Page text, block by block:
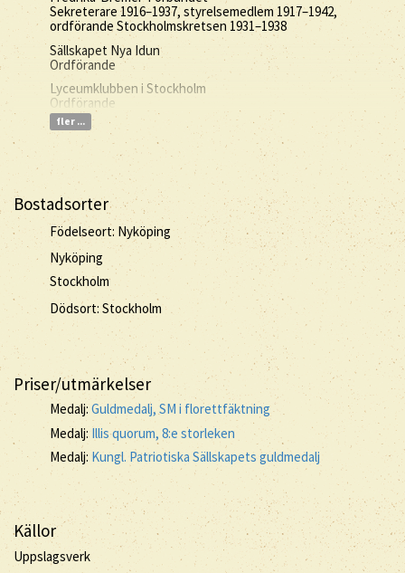
Sekreterare 1916–1937, styrelsemedlem 1917–1942,
ordförande Stockholmskretsen 1931–1938
Sällskapet Nya Idun
Ordförande
Lyceumklubben i Stockholm
Ordförande
fler ...
Bostadsorter
Födelseort: Nyköping
Nyköping
Stockholm
Dödsort: Stockholm
Priser/utmärkelser
Medalj: Guldmedalj, SM i florettfäktning
Medalj:Illis quorum, 8:e storleken
Medalj: Kungl. Patriotiska Sällskapets guldmedalj
Källor
Uppslagsverk